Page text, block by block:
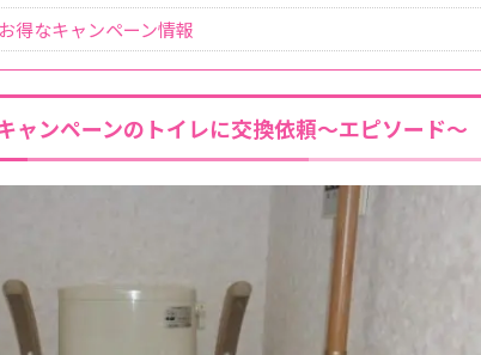
得なキャンペーン情報
ャンペーンのトイレに交換依頼～エピソード～